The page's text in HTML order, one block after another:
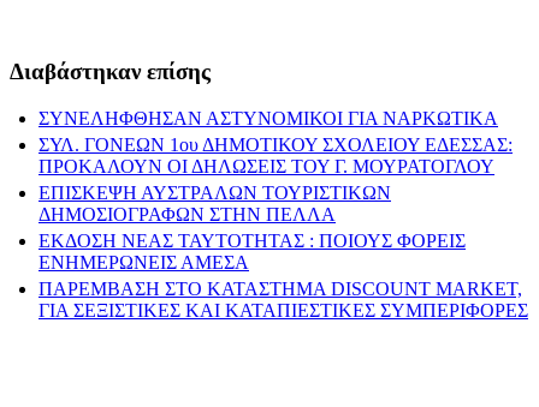
Διαβάστηκαν επίσης
ΣΥΝΕΛΗΦΘΗΣΑΝ ΑΣΤΥΝΟΜΙΚΟΙ ΓΙΑ ΝΑΡΚΩΤΙΚΑ
ΣΥΛ. ΓΟΝΕΩΝ 1ου ΔΗΜΟΤΙΚΟΥ ΣΧΟΛΕΙΟΥ ΕΔΕΣΣΑΣ:
ΠΡΟΚΑΛΟΥΝ ΟΙ ΔΗΛΩΣΕΙΣ ΤΟΥ Γ. ΜΟΥΡΑΤΟΓΛΟΥ
ΕΠΙΣΚΕΨΗ ΑΥΣΤΡΑΛΩΝ ΤΟΥΡΙΣΤΙΚΩΝ
ΔΗΜΟΣΙΟΓΡΑΦΩΝ ΣΤΗΝ ΠΕΛΛΑ
ΕΚΔΟΣΗ ΝΕΑΣ ΤΑΥΤΟΤΗΤΑΣ : ΠΟΙΟΥΣ ΦΟΡΕΙΣ
ΕΝΗΜΕΡΩΝΕΙΣ ΑΜΕΣΑ
ΠΑΡΕΜΒΑΣΗ ΣΤΟ ΚΑΤΑΣΤΗΜΑ DISCOUNT MARKET,
ΓΙΑ ΣΕΞΙΣΤΙΚΕΣ ΚΑΙ ΚΑΤΑΠΙΕΣΤΙΚΕΣ ΣΥΜΠΕΡΙΦΟΡΕΣ